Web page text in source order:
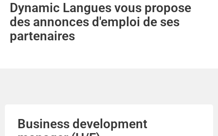
Dynamic Langues vous propose
des annonces d'emploi de ses
partenaires
Business development